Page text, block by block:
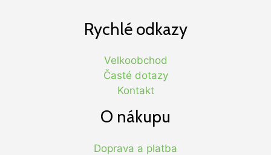
Rychlé odkazy
Velkoobchod
Časté dotazy
Kontakt
O nákupu
Doprava a platba